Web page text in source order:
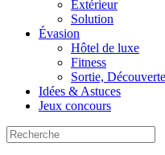
Extérieur
Solution
Évasion
Hôtel de luxe
Fitness
Sortie,
Idées & Astuces
Jeux concours